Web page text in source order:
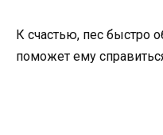
К счастью, пес быстро
поможет ему